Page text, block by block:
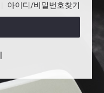
아이디/비밀번호찾기